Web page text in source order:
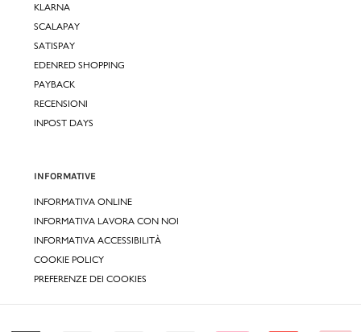
KLARNA
SCALAPAY
SATISPAY
EDENRED SHOPPING
PAYBACK
RECENSIONI
INPOST DAYS
INFORMATIVE
INFORMATIVA ONLINE
INFORMATIVA LAVORA CON NOI
INFORMATIVA ACCESSIBILITÀ
COOKIE POLICY
PREFERENZE DEI COOKIES